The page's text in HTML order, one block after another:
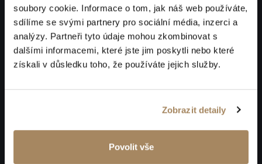
soubory cookie. Informace o tom, jak náš web používáte,
sdílíme se svými partnery pro sociální média, inzerci a
analýzy. Partneři tyto údaje mohou zkombinovat s
dalšími informacemi, které jste jim poskytli nebo které
získali v důsledku toho, že používáte jejich služby.
Zobrazit detaily
Povolit vše